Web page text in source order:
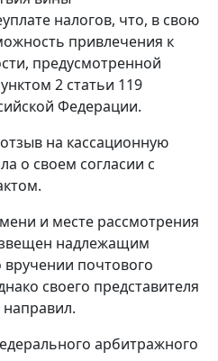
налогов, что, в свою
привлечения к
предусмотренной
2 статьи 119
Федерации.
на кассационную
о своем согласии с
и месте рассмотрения
надлежащим
почтового
своего представителя
направил.
арбитражного